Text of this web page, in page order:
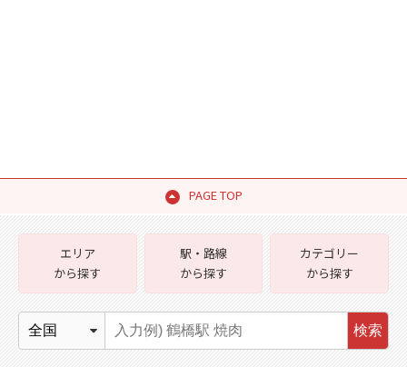
PAGE TOP
エリア
から探す
駅・路線
から探す
カテゴリー
から探す
検索